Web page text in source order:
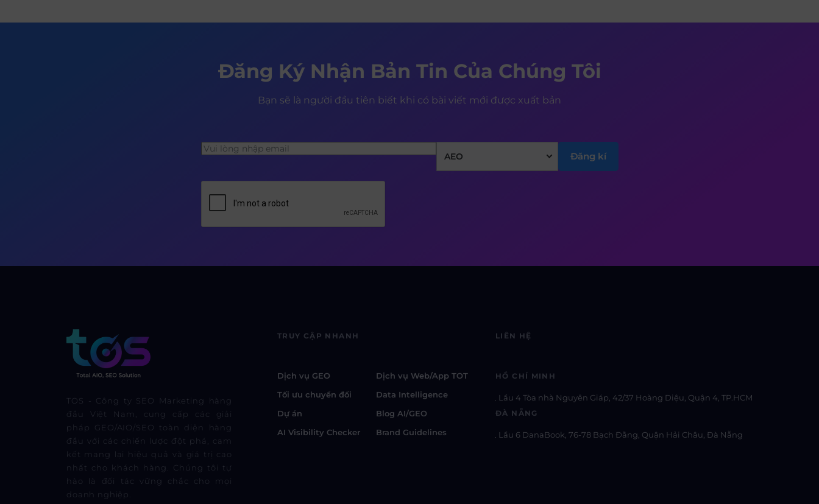
Đăng Ký Nhận Bản Tin Của Chúng Tôi
Bạn sẽ là người đầu tiên biết khi có bài viết mới được xuất bản
AEO
TOS - Công ty SEO Marketing hàng
đầu Việt Nam, cung cấp các giải
pháp GEO/AIO/SEO toàn diện hàng
đầu với các chiến lược đột phá, cam
kết mang lại hiệu quả và giá trị cao
nhất cho khách hàng. Chúng tôi tự
hào là đối tác vững chắc cho mọi
doanh nghiệp.
TRUY CẬP NHANH
Dịch vụ GEO
Dịch vụ Web/App TOT
Tối ưu chuyển đổi
Data Intelligence
Dự án
Blog AI/GEO
AI Visibility Checker
Brand Guidelines
LIÊN HỆ
HỒ CHÍ MINH
Lầu 4 Tòa nhà Nguyên Giáp, 42/37 Hoàng Diệu, Quận 4, TP.HCM
ĐÀ NẴNG
Lầu 6 DanaBook, 76-78 Bạch Đằng, Quận Hải Châu, Đà Nẵng